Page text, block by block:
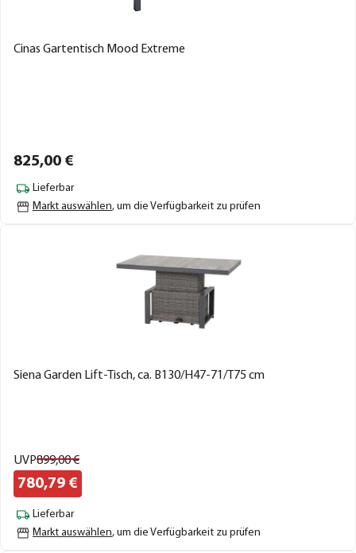
Cinas Gartentisch Mood Extreme
825,00 €
Lieferbar
Markt auswählen, um die Verfügbarkeit zu prüfen
Siena Garden Lift-Tisch, ca. B130/H47-71/T75 cm
UVP899,00€
780,79 €
Lieferbar
Markt auswählen, um die Verfügbarkeit zu prüfen